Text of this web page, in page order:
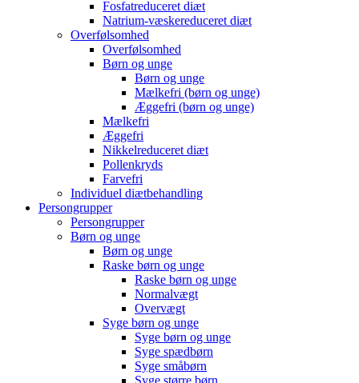
Fosfatreduceret diæt
Natrium-væskereduceret diæt
Overfølsomhed
Overfølsomhed
Børn og unge
Børn og unge
Mælkefri (børn og unge)
Æggefri (børn og unge)
Mælkefri
Æggefri
Nikkelreduceret diæt
Pollenkryds
Farvefri
Individuel diætbehandling
Persongrupper
Persongrupper
Børn og unge
Børn og unge
Raske børn og unge
Raske børn og unge
Normalvægt
Overvægt
Syge børn og unge
Syge børn og unge
Syge spædbørn
Syge småbørn
Syge større børn